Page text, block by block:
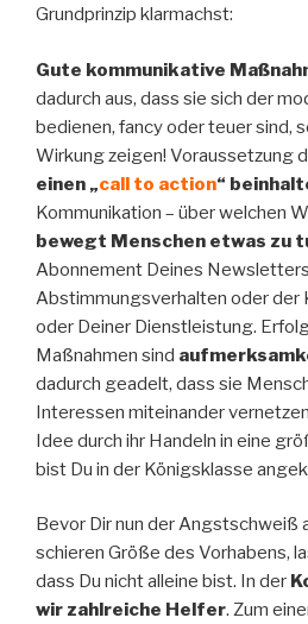
Grundprinzip klarmachst:
Gute kommunikative
dadurch aus, dass sie sich der
bedienen, fancy oder teuer sind,
Wirkung zeigen! Voraussetzung
einen „call to action“
Kommunikation – über welchen
bewegt Menschen etwas zu
Abonnement Deines
Abstimmungsverhalten oder der
oder Deiner Dienstleistung.
Maßnahmen sind
dadurch geadelt, dass sie
Interessen miteinander
Idee durch ihr Handeln in eine
bist Du in der Königsklasse
Bevor Dir nun der Angstschweiß
schieren Größe des Vorhabens,
dass Du nicht alleine bist. In der
wir zahlreiche Helfer. Zum